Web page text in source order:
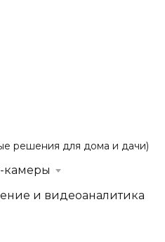
решения для дома и дачи)
камеры
и видеоаналитика